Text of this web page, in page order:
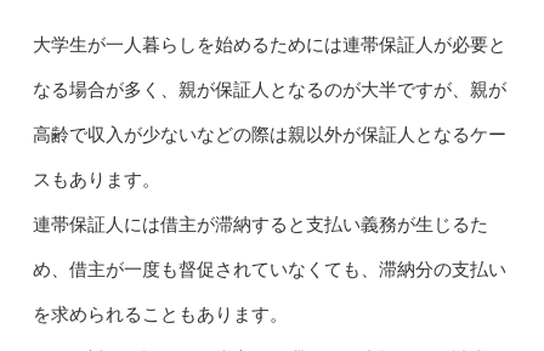
大学生が一人暮らしを始めるためには連帯保証人が必要と
なる場合が多く、親が保証人となるのが大半ですが、親が
高齢で収入が少ないなどの際は親以外が保証人となるケー
スもあります。
連帯保証人には借主が滞納すると支払い義務が生じるた
め、借主が一度も督促されていなくても、滞納分の支払い
を求められることもあります。